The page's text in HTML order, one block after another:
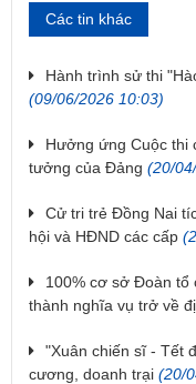
Các tin khác
Hành trình sử thi
(09/06/2026 10:03)
Hưởng ứng Cuộc thi
tưởng của Đảng (20/
Cử tri trẻ Đồng Nai
hội và HĐND các cấp
100% cơ sở Đoàn tổ
thành nghĩa vụ trở về
"Xuân chiến sĩ - Tết
cương, doanh trại (20/